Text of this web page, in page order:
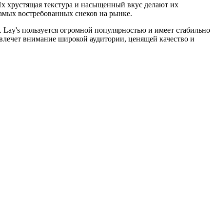
хрустящая текстура и насыщенный вкус делают их
востребованных снеков на рынке.
пользуется огромной популярностью и имеет стабильно
внимание широкой аудитории, ценящей качество и